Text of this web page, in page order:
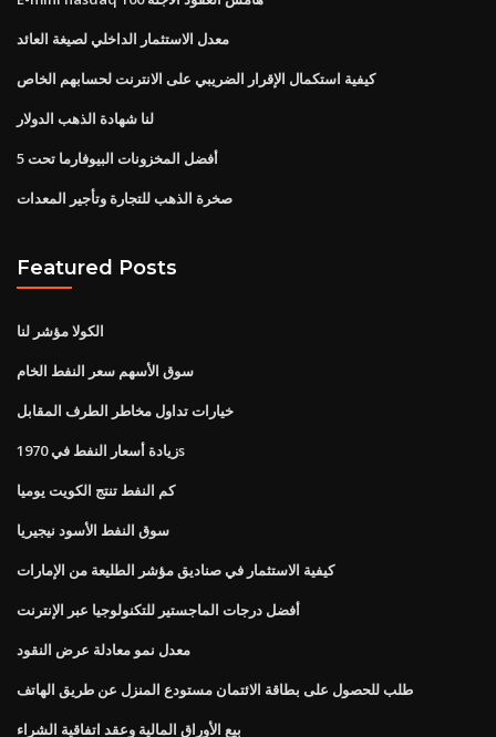
معدل الاستثمار الداخلي لصيغة العائد
كيفية استكمال الإقرار الضريبي على الانترنت لحسابهم الخاص
لنا شهادة الذهب الدولار
أفضل المخزونات البيوفارما تحت 5
صخرة الذهب للتجارة وتأجير المعدات
Featured Posts
الكولا مؤشر لنا
سوق الأسهم سعر النفط الخام
خيارات تداول مخاطر الطرف المقابل
زيادة أسعار النفط في 1970s
كم النفط تنتج الكويت يوميا
سوق النفط الأسود نيجيريا
كيفية الاستثمار في صناديق مؤشر الطليعة من الإمارات
أفضل درجات الماجستير للتكنولوجيا عبر الإنترنت
معدل نمو معادلة عرض النقود
طلب للحصول على بطاقة الائتمان مستودع المنزل عن طريق الهاتف
بيع الأوراق المالية وعقد اتفاقية الشراء